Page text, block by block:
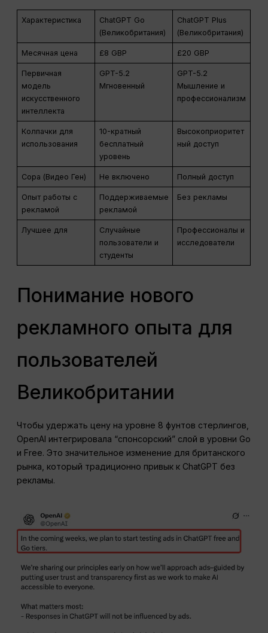
Характеристика
ChatGPT Go
(Великобритания)
ChatGPT Plus
(Великобритания)
Месячная цена £8 GBP £20 GBP
Первичная
модель
искусственного
интеллекта
GPT-5.2
Мгновенный
GPT-5.2
Мышление и
профессионализм
Колпачки для
использования
10-кратный
бесплатный
уровень
Высокоприоритет
ный доступ
Сора (Видео Ген) Не включено Полный доступ
Опыт работы с
рекламой
Поддерживаемые
рекламой
Без рекламы
Лучшее для
Случайные
пользователи и
студенты
Профессионалы и
исследователи
Понимание нового
рекламного опыта для
пользователей
Великобритании
Чтобы удержать цену на уровне 8 фунтов стерлингов,
OpenAI интегрировала “спонсорский” слой в уровни Go
и Free. Это значительное изменение для британского
рынка, который традиционно привык к ChatGPT без
рекламы.